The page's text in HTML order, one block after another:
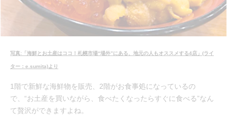
写真:「海鮮とお土産はココ！札幌市場“場外”にある、地元の人もオススメする4店」(ライ
ター：e.sumita)より
1階で新鮮な海鮮物を販売、2階がお食事処になっているの
で、“お土産を買いながら、食べたくなったらすぐに食べる”なん
て贅沢ができますよね。